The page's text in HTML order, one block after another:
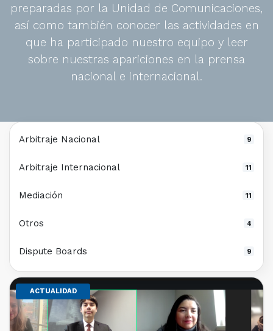
preparadas por la Unidad de Comunicaciones,
así como también conocer las actividades en
que ha participado nuestro equipo y leer
sobre nuestras apariciones en la prensa
nacional e internacional.
ACTUALIDAD
Arbitraje Nacional 9
Arbitraje Internacional 11
Mediación 11
Otros 4
Dispute Boards 9